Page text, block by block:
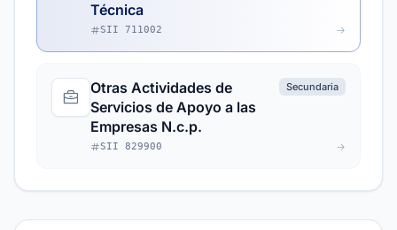
Técnica
SII 711002
Otras Actividades de
Servicios de Apoyo a las
Empresas N.c.p.
Secundaria
SII 829900